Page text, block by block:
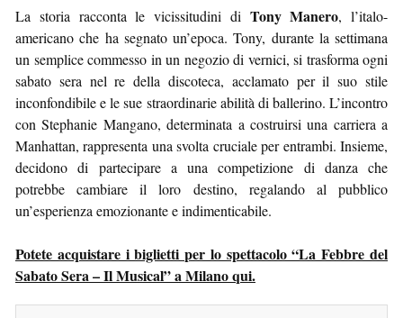
La storia racconta le vicissitudini di Tony Manero, l’italo-
americano che ha segnato un’epoca. Tony, durante la settimana
un semplice commesso in un negozio di vernici, si trasforma ogni
sabato sera nel re della discoteca, acclamato per il suo stile
inconfondibile e le sue straordinarie abilità di ballerino. L’incontro
con Stephanie Mangano, determinata a costruirsi una carriera a
Manhattan, rappresenta una svolta cruciale per entrambi. Insieme,
decidono di partecipare a una competizione di danza che
potrebbe cambiare il loro destino, regalando al pubblico
un’esperienza emozionante e indimenticabile.
Potete acquistare i biglietti per lo spettacolo “La Febbre del
Sabato Sera – Il Musical” a Milano qui.